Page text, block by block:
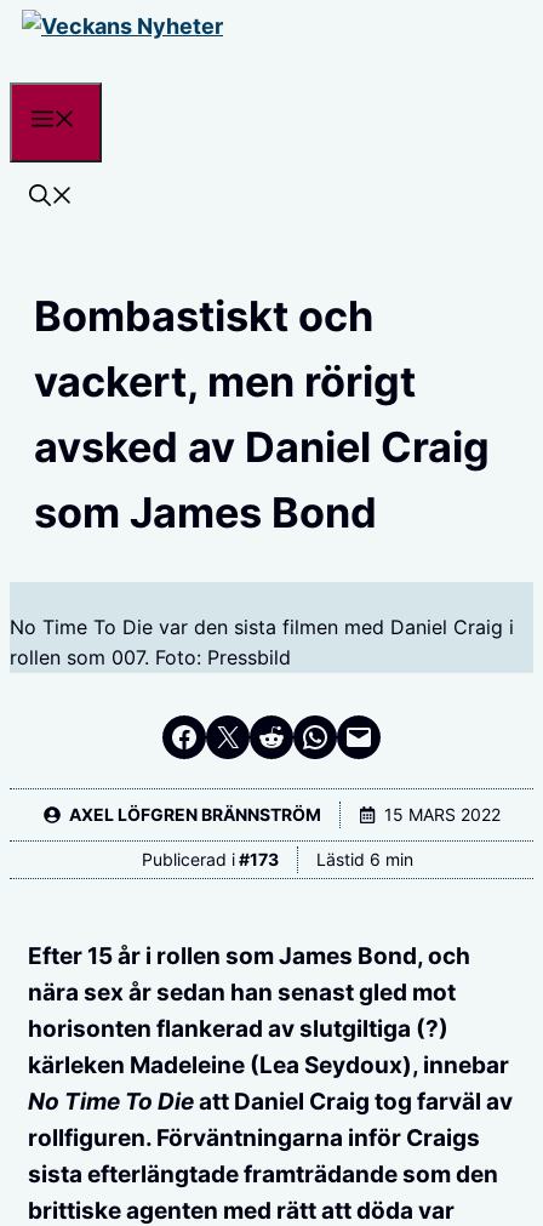
Hoppa
Bombastiskt och
vackert, men rörigt
avsked av Daniel Craig
som James Bond
No Time To Die var den sista filmen med Daniel Craig i
rollen som 007. Foto: Pressbild
Dela på Facebook
Dela på Twitter
Dela på RedditDela i WhatsApp
Maila en länk
AXEL LÖFGREN BRÄNNSTRÖM 15 MARS 2022
Publicerad i#173 Lästid 6 min
Efter 15 år i rollen som James Bond, och
nära sex år sedan han senast gled mot
horisonten flankerad av slutgiltiga (?)
kärleken Madeleine (Lea Seydoux), innebar
No Time To Dieatt Daniel Craig tog farväl av
rollfiguren. Förväntningarna inför Craigs
sista efterlängtade framträdande som den
brittiske agenten med rätt att döda var